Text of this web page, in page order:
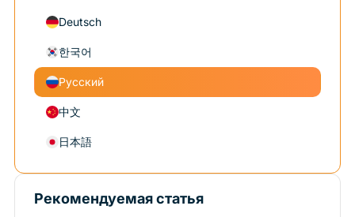
Deutsch
한국어
Русский
中文
日本語
Рекомендуемая статья